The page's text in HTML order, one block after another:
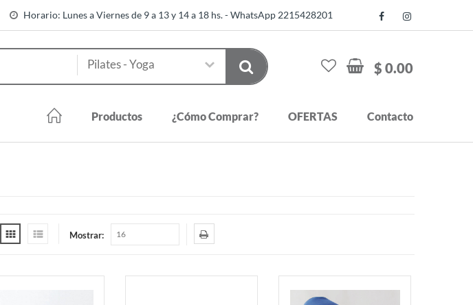
Horario: Lunes a Viernes de 9 a 13 y 14 a 18 hs. - WhatsApp 2215428201
$ 0.00
Productos ¿Cómo Comprar? OFERTAS Contacto
Mostrar: